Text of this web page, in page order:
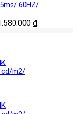
60HZ/
₫.